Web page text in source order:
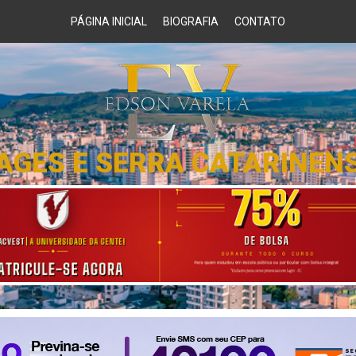
PÁGINA INICIAL BIOGRAFIA CONTATO
E SERRA